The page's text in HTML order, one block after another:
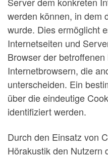
werden können, in dem
wurde. Dies ermöglicht
Internetseiten und
Browser der
Internetbrowsern, die
unterscheiden. Ein
über die eindeutige
identifiziert werden.
Durch den Einsatz von
Hörakustik den Nutzern